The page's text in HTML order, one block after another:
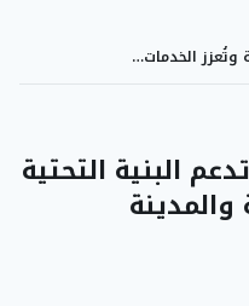
وتُعزز الخدمات…
البنية التحتية